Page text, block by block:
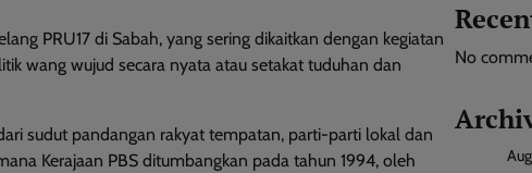
PRU17 di Sabah, yang sering dikaitkan dengan kegiatan
wang wujud secara nyata atau setakat tuduhan dan
sudut pandangan rakyat tempatan, parti-parti lokal dan
Kerajaan PBS ditumbangkan pada tahun 1994, oleh
No